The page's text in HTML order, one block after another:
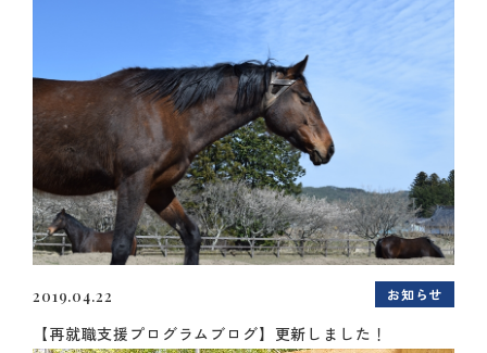
2019.04.22 お知らせ
【再就職支援プログラムブログ】更新しました！